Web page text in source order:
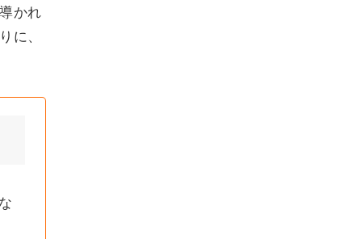
かれ
、